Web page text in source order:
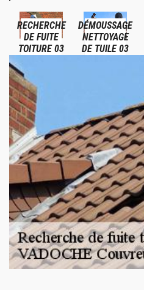
RECHERCHE
DE FUITE
TOITURE 03
DÉMOUSSAGE
NETTOYAGE
DE TUILE 03